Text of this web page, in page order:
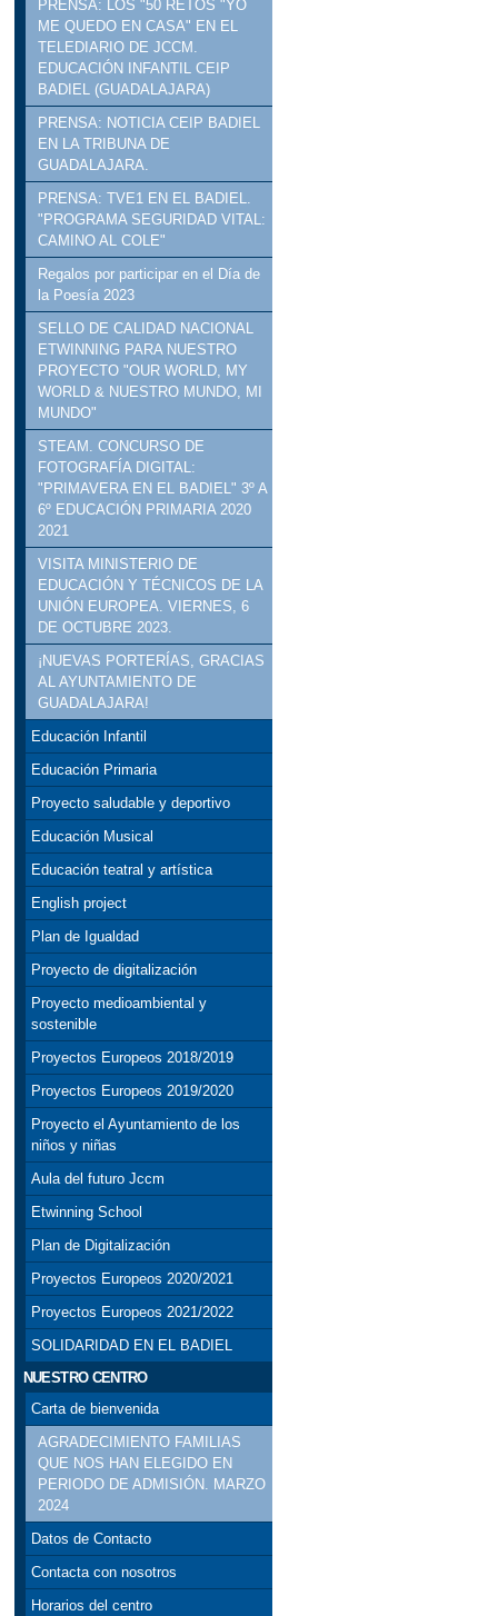
PRENSA: LOS "50 RETOS "YO
ME QUEDO EN CASA" EN EL
TELEDIARIO DE JCCM.
EDUCACIÓN INFANTIL CEIP
BADIEL (GUADALAJARA)
PRENSA: NOTICIA CEIP BADIEL
EN LA TRIBUNA DE
GUADALAJARA.
PRENSA: TVE1 EN EL BADIEL.
"PROGRAMA SEGURIDAD VITAL:
CAMINO AL COLE"
Regalos por participar en el Día de
la Poesía 2023
SELLO DE CALIDAD NACIONAL
ETWINNING PARA NUESTRO
PROYECTO "OUR WORLD, MY
WORLD & NUESTRO MUNDO, MI
MUNDO"
STEAM. CONCURSO DE
FOTOGRAFÍA DIGITAL:
"PRIMAVERA EN EL BADIEL" 3º A
6º EDUCACIÓN PRIMARIA 2020
2021
VISITA MINISTERIO DE
EDUCACIÓN Y TÉCNICOS DE LA
UNIÓN EUROPEA. VIERNES, 6
DE OCTUBRE 2023.
¡NUEVAS PORTERÍAS, GRACIAS
AL AYUNTAMIENTO DE
GUADALAJARA!
Educación Infantil
Educación Primaria
Proyecto saludable y deportivo
Educación Musical
Educación teatral y artística
English project
Plan de Igualdad
Proyecto de digitalización
Proyecto medioambiental y
sostenible
Proyectos Europeos 2018/2019
Proyectos Europeos 2019/2020
Proyecto el Ayuntamiento de los
niños y niñas
Aula del futuro Jccm
Etwinning School
Plan de Digitalización
Proyectos Europeos 2020/2021
Proyectos Europeos 2021/2022
SOLIDARIDAD EN EL BADIEL
NUESTRO CENTRO
Carta de bienvenida
AGRADECIMIENTO FAMILIAS
QUE NOS HAN ELEGIDO EN
PERIODO DE ADMISIÓN. MARZO
2024
Datos de Contacto
Contacta con nosotros
Horarios del centro